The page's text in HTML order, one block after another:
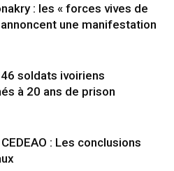
: les « forces vives de
annoncent une manifestation
soldats ivoiriens
à 20 ans de prison
: Les conclusions